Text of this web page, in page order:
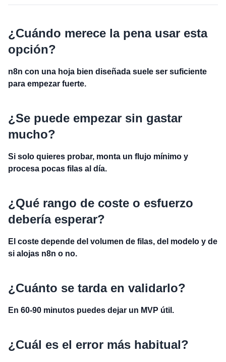
¿Cuándo merece la pena usar esta
opción?
n8n con una hoja bien diseñada suele ser suficiente
para empezar fuerte.
¿Se puede empezar sin gastar
mucho?
Si solo quieres probar, monta un flujo mínimo y
procesa pocas filas al día.
¿Qué rango de coste o esfuerzo
debería esperar?
El coste depende del volumen de filas, del modelo y de
si alojas n8n o no.
¿Cuánto se tarda en validarlo?
En 60-90 minutos puedes dejar un MVP útil.
¿Cuál es el error más habitual?